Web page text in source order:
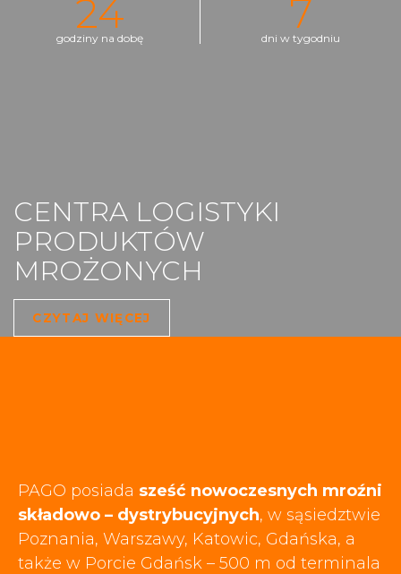
24
godziny na dobę
7
dni w tygodniu
CENTRA LOGISTYKI
PRODUKTÓW
MROŻONYCH
CZYTAJ WIĘCEJ
PAGO posiada sześć nowoczesnych mroźni
składowo – dystrybucyjnych, w sąsiedztwie
Poznania, Warszawy, Katowic, Gdańska, a
także w Porcie Gdańsk – 500 m od terminala